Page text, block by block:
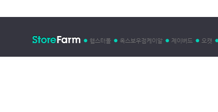
햄스터몰 옥스보우점케이알 제이버드 오캣